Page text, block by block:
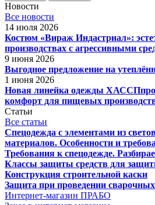
Новости
Все новости
14 июля 2026
Костюм «Вираж Индастриал»:
производствах с агрессивными
9 июня 2026
Выгодное предложение на
1 июня 2026
Новая линейка одежды ХАССПпро:
комфорт для пищевых
Статьи
Все статьи
Спецодежда с элементами из
материалов. Особенности и
Требования к спецодежде.
Классы защиты средств для
Конструкция строительной каски
Защита при проведении
Интернет-магазин ПРАБО